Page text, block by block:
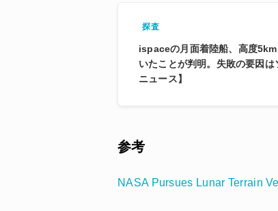
探査
ispaceの月面着陸船、高度
いたことが判明。失敗の要因
ニュース】
参考
NASA Pursues Lunar Terrain